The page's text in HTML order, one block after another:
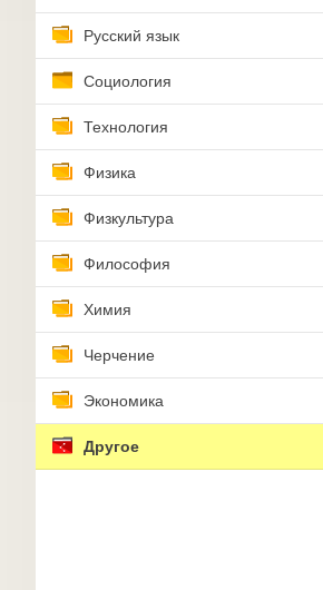
Русский язык
Социология
Технология
Физика
Физкультура
Философия
Химия
Черчение
Экономика
Другое